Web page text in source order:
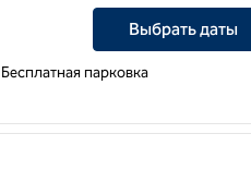
Выбрать даты
Бесплатная парковка